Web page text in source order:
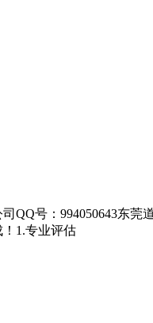
号：994050643东
1.专业评估